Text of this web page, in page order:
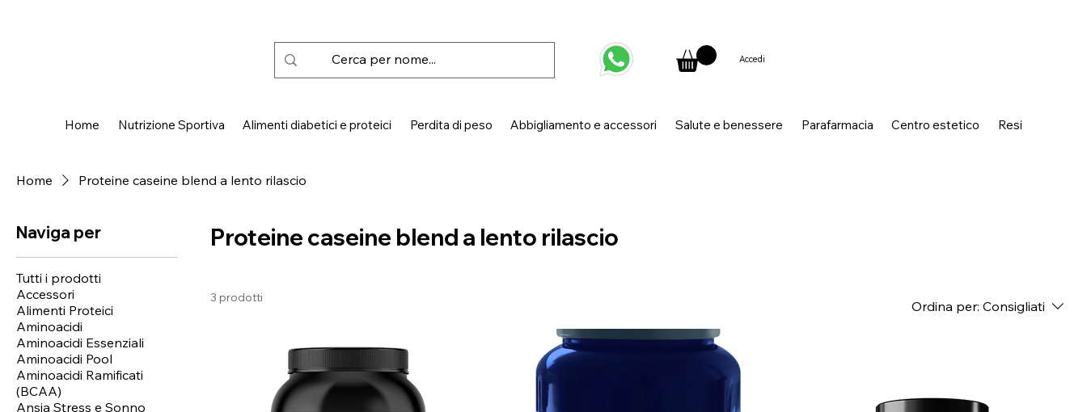
Home Nutrizione Sportiva Alimenti diabetici e proteici Perdita di peso Abbigliamento e accessori Salute e benessere Parafarmacia Centro estetico Resi
Accedi
Home Proteine caseine blend a lento rilascio
Naviga per
Tutti i prodotti
Accessori
Alimenti Proteici
Aminoacidi
Aminoacidi Essenziali
Aminoacidi Pool
Aminoacidi Ramificati
(BCAA)
Ansia Stress e Sonno
Proteine caseine blend a lento rilascio
3 prodotti
Ordina per: Consigliati